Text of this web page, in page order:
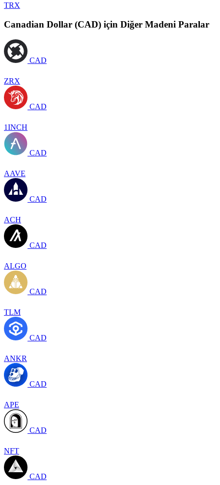
TRX
Canadian Dollar (CAD) için Diğer Madeni Paralar
CAD
ZRX
CAD
1INCH
CAD
AAVE
CAD
ACH
CAD
ALGO
CAD
TLM
CAD
ANKR
CAD
APE
CAD
NFT
CAD